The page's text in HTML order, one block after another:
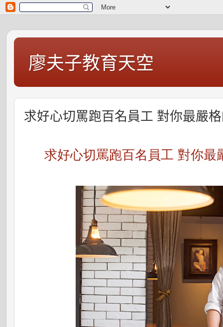
廖夫子教育天空
求好心切罵跑百名員工 對你最嚴
求好心切罵跑百名員工 對你最